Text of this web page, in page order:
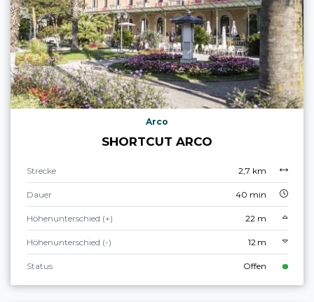
Arco
SHORTCUT ARCO
Strecke 2,7 km
Dauer 40 min
Höhenunterschied (+) 22 m
Höhenunterschied (-) 12 m
Status Offen